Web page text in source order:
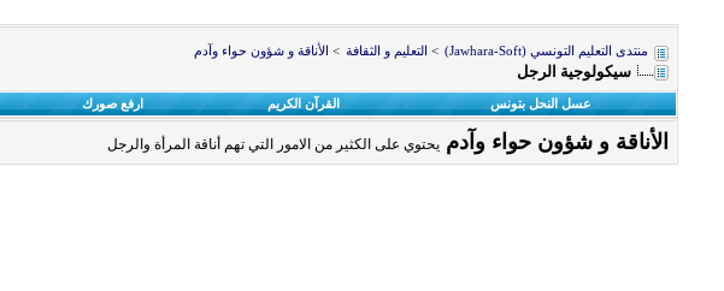
منتدى التعليم التونسي (Jawhara-Soft) > التعليم و الثقافة > الأناقة و شؤون حواء وآدم
سيكولوجية الرجل
عسل النحل بتونس القرآن الكريم ارفع صورك
الأناقة و شؤون حواء وآدم يحتوي على الكثير من الامور التي تهم أناقة المرأة والرجل